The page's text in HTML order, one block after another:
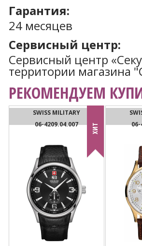
Гарантия:
24 месяцев
Сервисный центр:
Сервисный центр
территории магазина
РЕКОМЕНДУЕМ
ХИТ
SWISS MILITARY
06-4209.04.007
06-